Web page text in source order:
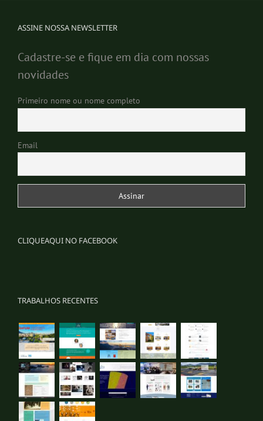
ASSINE NOSSA NEWSLETTER
Cadastre-se e fique em dia com nossas
novidades
Primeiro nome ou nome completo
Email
CLIQUEAQUI NO FACEBOOK
TRABALHOS RECENTES